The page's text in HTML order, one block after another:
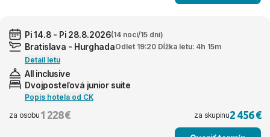
Pi 14.8 - Pi 28.8.2026(14 nocí/15 dní)
Bratislava - HurghadaOdlet 19:20 Dĺžka letu: 4h 15m
Detail letu
All inclusive
Dvojposteľová junior suite
Popis hotela od CK
za osobu 1 228 € za skupinu2 456 €